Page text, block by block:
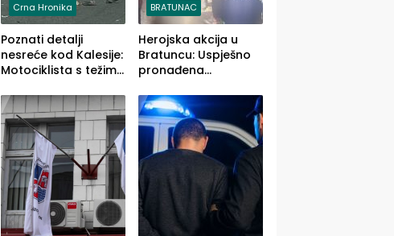
Crna Hronika
Poznati detalji
nesreće kod Kalesije:
Motociklista s težim,
lakšim povredama
BRATUNAC
Herojska akcija u
Bratuncu: Uspješno
pronađena
a Ivanka Lazić,
rodom iz Kravice.